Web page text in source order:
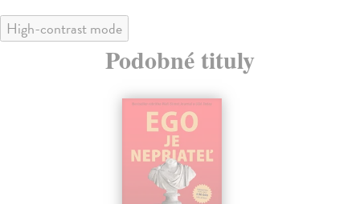
High-contrast mode
Podobné tituly